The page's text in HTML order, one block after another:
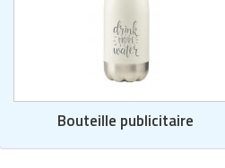
Bouteille publicitaire